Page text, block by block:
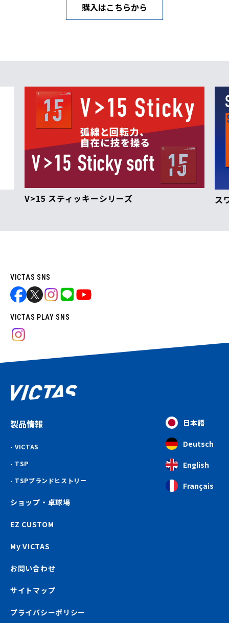
購入はこちらから
V>15 スティッキーシリーズ ス
VICTAS SNS
VICTAS PLAY SNS
製品情報
VICTAS
TSP
TSPブランドヒストリー
ショップ・卓球場
EZ CUSTOM
My VICTAS
お問い合わせ
サイトマップ
プライバシーポリシー
日本語
Deutsch
English
Français